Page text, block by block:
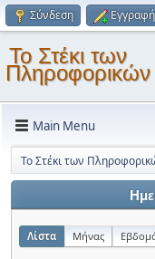
Σύνδεση Εγγραφή
Το Στέκι των
Πληροφορικών
Main Menu
Το Στέκι των
Λίστα Μήνας